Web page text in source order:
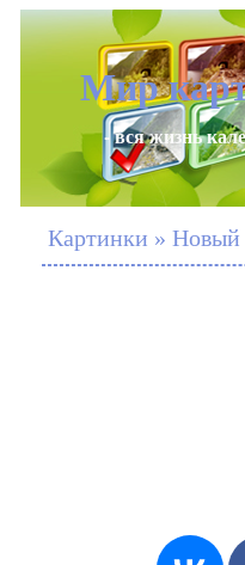
Мир
- вся жизнь
Картинки » Новый